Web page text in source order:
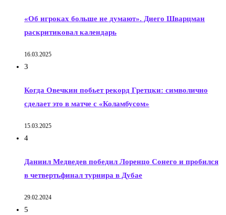
«Об игроках больше не думают». Диего Шварцман
раскритиковал календарь
16.03.2025
3
Когда Овечкин побьет рекорд Гретцки: символично
сделает это в матче с «Коламбусом»
15.03.2025
4
Даниил Медведев победил Лоренцо Сонего и пробился
в четвертьфинал турнира в Дубае
29.02.2024
5